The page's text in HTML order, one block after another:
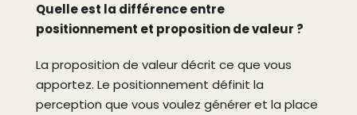
Quelle est la différence entre
positionnement et proposition de valeur ?
La proposition de valeur décrit ce que vous
apportez. Le positionnement définit la
perception que vous voulez générer et la place